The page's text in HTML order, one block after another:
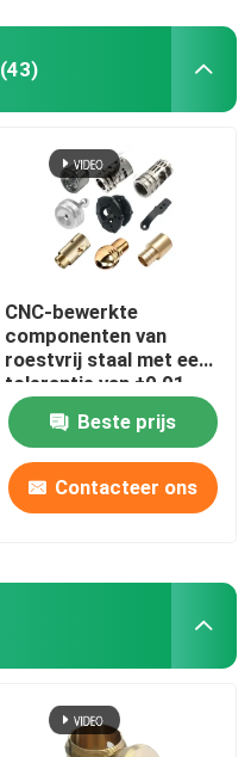
(43)
CNC-bewerkte
componenten van
roestvrij staal met een
tolerantie van ±0,01
mm
Beste prijs
Contacteer ons